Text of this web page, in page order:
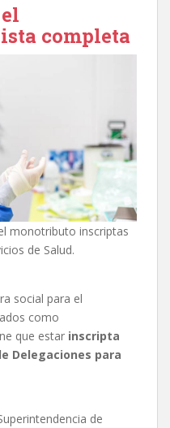
completa
monotributo inscriptas
de Salud.
social para el
como
que estar inscripta
Delegaciones para
de